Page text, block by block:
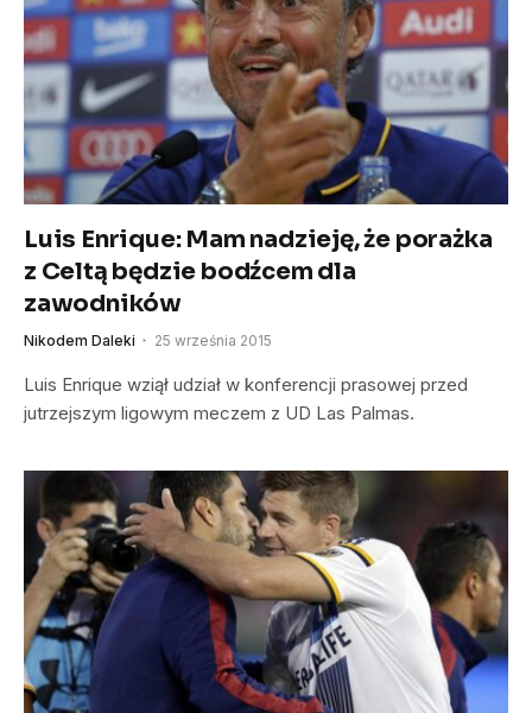
Luis Enrique: Mam nadzieję, że porażka
z Celtą będzie bodźcem dla
zawodników
Nikodem Daleki 25 września 2015
Luis Enrique wziął udział w konferencji prasowej przed
jutrzejszym ligowym meczem z UD Las Palmas.